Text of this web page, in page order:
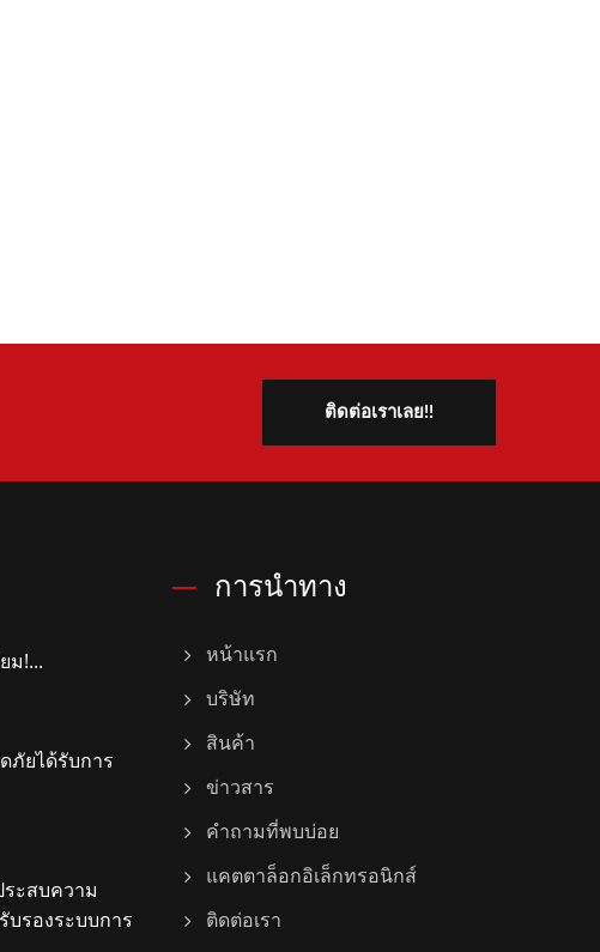
ติดต่อเราเลย!!
ม!...
ยได้รับการ
ระสบความ
บรองระบบการ
การนำทาง
หน้าแรก
บริษัท
สินค้า
ข่าวสาร
คำถามที่พบบ่อย
แคตตาล็อกอิเล็กทรอนิกส์
ติดต่อเรา